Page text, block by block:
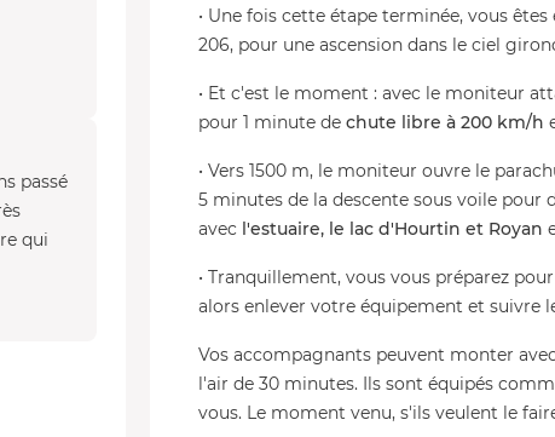
• Une fois cette étape terminée, vous
206, pour une ascension dans le ciel
• Et c'est le moment : avec le moniteur
pour 1 minute de chute libre à 200 km/h
• Vers 1500 m, le moniteur ouvre le
5 minutes de la descente sous voile pour
avec l'estuaire, le lac d'Hourtin et Royan
• Tranquillement, vous vous préparez
alors enlever votre équipement et suivre
Vos accompagnants peuvent monter
l'air de 30 minutes. Ils sont équipés
vous. Le moment venu, s'ils veulent le
passé
qui